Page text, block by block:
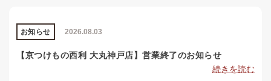
2026.08.03
お知らせ
【京つけもの西利 大丸神戸店】営業終了のお知らせ
続きを読む